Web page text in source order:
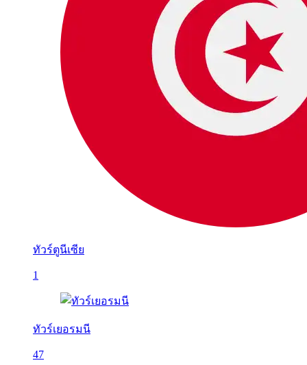
ทัวร์ตูนีเซีย
1
ทัวร์เยอรมนี
47